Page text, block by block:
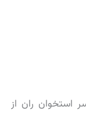
استخوان ران از